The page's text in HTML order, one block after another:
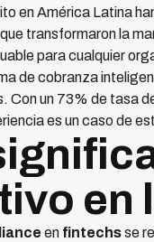
en América Latina
transformaron la
para cualquier
de cobranza
Con un 73% de tasa
es un caso de
en
en fintechsse